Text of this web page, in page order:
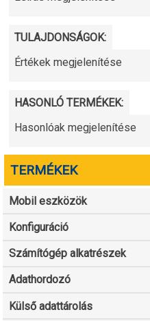
TULAJDONSÁGOK:
Értékek megjelenítése
HASONLÓ TERMÉKEK:
Hasonlóak megjelenítése
TERMÉKEK
Mobil eszközök
Konfiguráció
Számítógép alkatrészek
Adathordozó
Külső adattárolás